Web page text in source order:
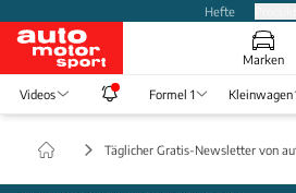
Hefte
Marken
Videos Formel 1 Kleinwagen
Täglicher Gratis-Newsletter von